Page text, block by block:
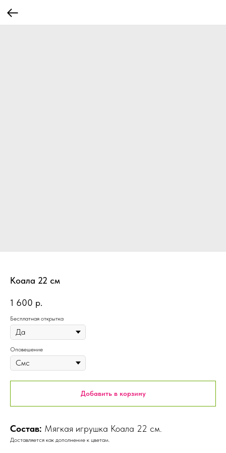
Коала 22 см
1 600 р.
Бесплатная открытка
Оповешение
Добавить в корзину
Состав: Мягкая игрушка Коала 22 см.
Доставляется как дополнение к цветам.